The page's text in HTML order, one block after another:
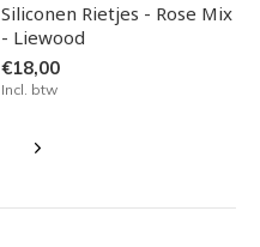
Siliconen Rietjes - Rose Mix
- Liewood
€18,00
Incl. btw